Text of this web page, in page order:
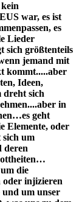
war, es ist
es
Lieder
sich größtenteils
jemand mit
kommt.....aber
Ideen,
dreht sich
in
geht
Elemente, oder
sich um
deren
die
oder injizieren
um unser